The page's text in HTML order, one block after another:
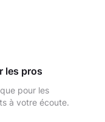
les pros
pour les
à votre écoute.